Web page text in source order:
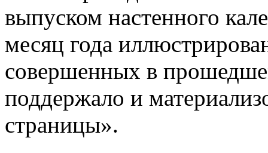
выпуском настенного
месяц года
совершенных в
поддержало и
страницы».